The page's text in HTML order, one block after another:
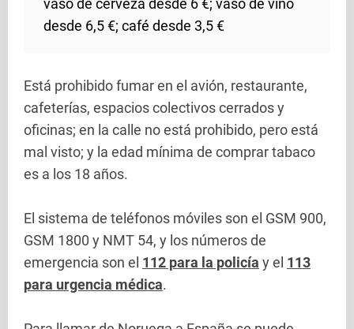
vaso de cerveza desde 6 €; vaso de vino
desde 6,5 €; café desde 3,5 €
Está prohibido fumar en el avión, restaurante,
cafeterías, espacios colectivos cerrados y
oficinas; en la calle no está prohibido, pero está
mal visto; y la edad mínima de comprar tabaco
es a los 18 años.
El sistema de teléfonos móviles son el GSM 900,
GSM 1800 y NMT 54, y los números de
emergencia son el 112 para la policía y el 113
para urgencia médica.